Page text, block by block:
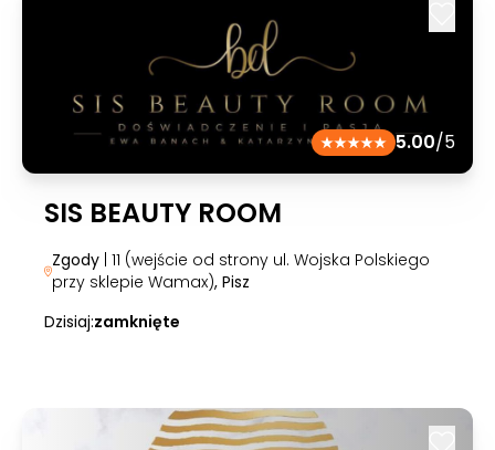
5.00/5
SIS BEAUTY ROOM
Zgody| 11 (wejście od strony ul. Wojska Polskiego
przy sklepie Wamax), Pisz
Dzisiaj:zamknięte